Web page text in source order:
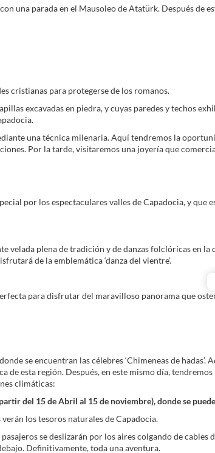
una parada en el Mausoleo de Atatürk. Después de
cristianas para protegerse de los romanos.
excavadas en piedra, y cuyas paredes y techos
una técnica milenaria. Aquí tendremos la
Por la tarde, visitaremos una joyería que
por los espectaculares valles de Capadocia, y que
velada plena de tradición y de danzas folclóricas en
de la emblemática ‘danza del vientre’.
para disfrutar del maravilloso panorama que
se encuentran las célebres ‘Chimeneas de hadas’.
esta región. Después, en este mismo día,
climáticas:
del 15 de Abril al 15 de noviembre), donde se
los tesoros naturales de Capadocia.
se deslizarán por los aires colgando de cables
Definitivamente, toda una aventura.